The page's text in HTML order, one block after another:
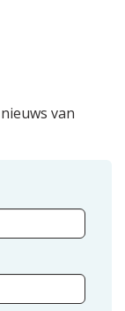
van